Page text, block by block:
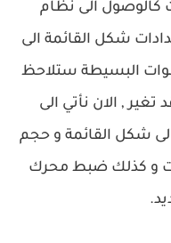
كالوصول الى نظام
شكل القائمة الى
البسيطة ستلاحظ
, الان نأتي الى
شكل القائمة و حجم
و كذلك ضبط محرك